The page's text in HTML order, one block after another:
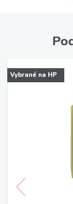
Vybrané na HP